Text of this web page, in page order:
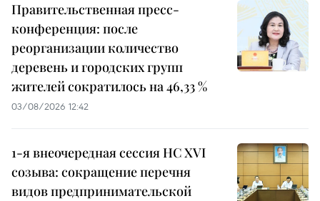
Правительственная пресс-
конференция: после
реорганизации количество
деревень и городских групп
жителей сократилось на 46,33 %
03/08/2026 12:42
1-я внеочередная сессия НС XVI
созыва: сокращение перечня
видов предпринимательской